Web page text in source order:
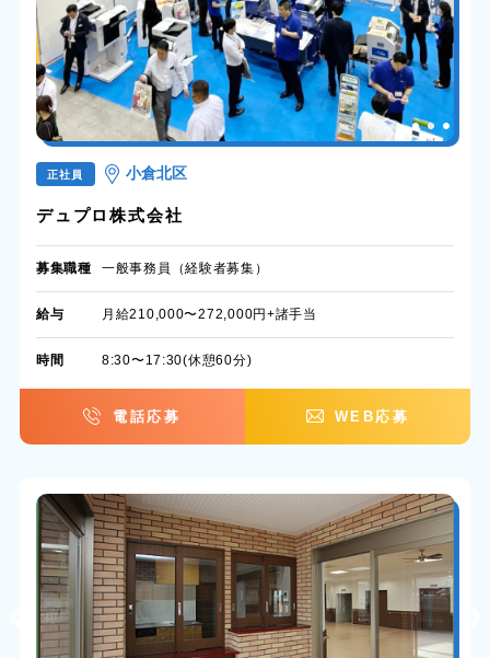
正社員 小倉北区
デュプロ株式会社
募集職種 一般事務員（経験者募集）
給与 月給210,000〜272,000円+諸手当
時間 8:30〜17:30(休憩60分)
電話応募 WEB応募